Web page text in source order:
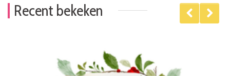
Recent bekeken